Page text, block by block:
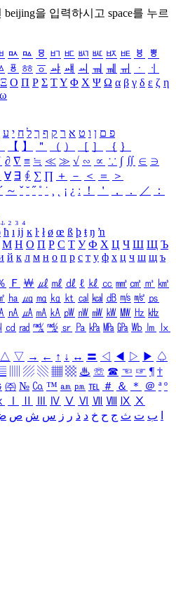
beijing을 입력하시고 space를 누르
ㅯ ㅰ ㅱ ㅲ ㅳ ㅴ ㅵ ㅶ ㅷ ㅸ
ㅹ
ㆄ ㆅ ㆆ ㆇ ㆈ ㆉ ㆊ ㆋ ㆌ ㆍ
ㆎ
Ξ Ο Π Ρ Σ ΤΥ Φ Χ Ψ Ω α β γ δ ε ζ η
ω
פ ם ן ו ט א ר ק ף ך ל ח י ע
【 】 ＂ （ ） ［ ］ ｛ ｝
∂ ∇ ≡ ≒ ≪ ≫ √ ∽ ∝ ∵ ∫ ∬ ∈ ∋
∀ ∃ ∮ ∑ ∏ ＋ － ＜ ＝
＞
´ ～ ˇ ˘ ˝ ˚ ˙ ¸ ¡ ¿ ː ！ ＇ ， ． ／
：
₁ ₂ ₃ ₄
ħ ı ĳ ĸ ŀ ł ø œ ß þ ŧ ŋ ŉ
М Н О П Р С Т У Ф Х Ц Ч Ш Щ Ъ
й к л м н о п р с т у ф х ц ч ш щ ъ
Ｆ ￦ ㎕ ㎖ ㎗ ℓ ㎘ ㏄ ㎣ ㎤ ㎥ ㎦
㏊ ㎍ ㎎ ㎏ ㏏ ㎈ ㎉ ㏈ ㎧ ㎨ ㎰
㎁ ㎂ ㎃ ㎄ ㎺ ㎻ ㎽ ㎾ ㎿ ㎐ ㎑
㏅ ㎭ ㎮ ㎯ ㏛ ㎩ ㎪ ㎫ ㎬ ㏝ ㏐
㏓
△ ▽ → ← ↑ ↓ ↔ 〓 ◁ ◀ ▷ ▶ ♤
▨ ▧ ▦ ▩ ♨ ☏ ☎ ☜ ☞ ¶ †
㈜ № ㏇ ™ ㏂ ㏘ ℡ ＃ ＆ ＊ ＠ ª º
Ⅳ Ⅴ Ⅵ Ⅶ Ⅷ Ⅸ Ⅹ
ب ت ث ج ح خ د ذ ر ز س ش ص